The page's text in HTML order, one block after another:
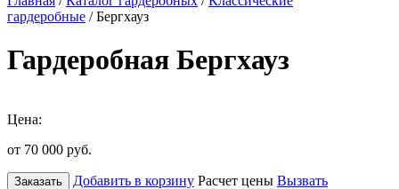
гардеробные / Бергхауз
Гардеробная Бергхауз
Цена:
от 70 000 руб.
Заказать Добавить в корзину Расчет цены Вызвать